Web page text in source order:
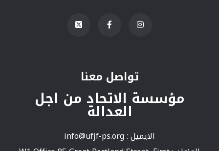
تواصل معنا
مؤسسة الاتحاد من اجل
العدالة
الايميل :info@ufjf-ps.org